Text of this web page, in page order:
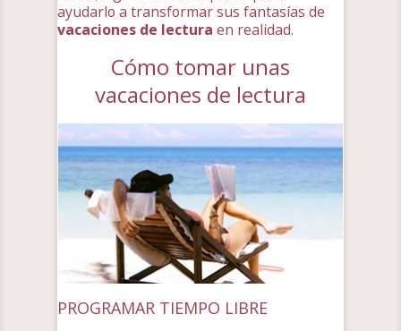
ayudarlo a transformar sus fantasías de
vacaciones de lectura en realidad.
Cómo tomar unas
vacaciones de lectura
PROGRAMAR TIEMPO LIBRE